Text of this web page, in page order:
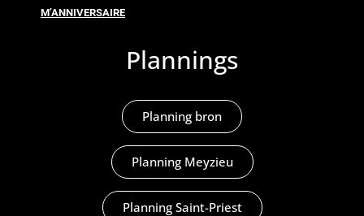
M’ANNIVERSAIRE
Plannings
Planning bron
Planning Meyzieu
Planning Saint-Priest